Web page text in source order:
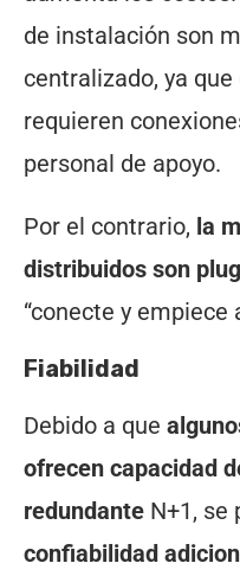
de instalación son
centralizado, ya
requieren
personal de apoyo.
Por el contrario, la
distribuidos son
“conecte y empiece
Fiabilidad
Debido a que
ofrecen capacidad
redundante N+1, se
confiabilidad